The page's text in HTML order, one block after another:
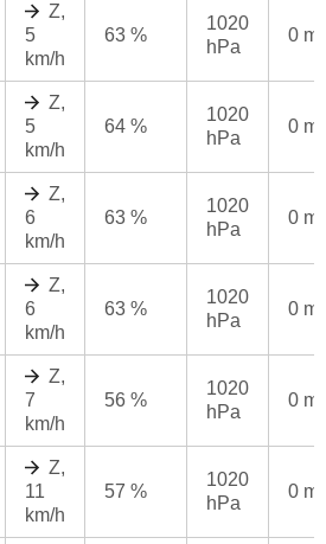
Z,
5
km/h
63 %
1020
hPa
0
Z,
5
km/h
64 %
1020
hPa
0
Z,
6
km/h
63 %
1020
hPa
0
Z,
6
km/h
63 %
1020
hPa
0
Z,
7
km/h
56 %
1020
hPa
0
Z,
11
km/h
57 %
1020
hPa
0